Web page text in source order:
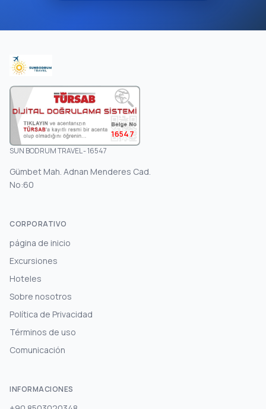
16547
SUN BODRUM TRAVEL - 16547
Gümbet Mah. Adnan Menderes Cad.
No:60
CORPORATIVO
página de inicio
Excursiones
Hoteles
Sobre nosotros
Política de Privacidad
Términos de uso
Comunicación
INFORMACIONES